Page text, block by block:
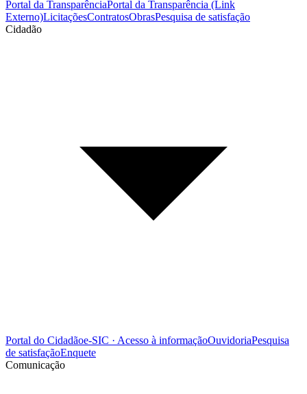
Portal da TransparênciaPortal da Transparência (Link
Externo)LicitaçõesContratosObrasPesquisa de satisfação
Cidadão
Portal do Cidadãoe-SIC · Acesso à informaçãoOuvidoriaPesquisa
de satisfaçãoEnquete
Comunicação